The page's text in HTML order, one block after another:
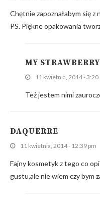
Chętnie zapoznałabym się z
PS. Piękne opakowania
MY
11 kwietnia, 2014 - 3:20
Też jestem nimi
DAQUERRE
11 kwietnia, 2014 - 12:39 pm
Fajny kosmetyk z tego co
gustu,ale nie wiem czy bym